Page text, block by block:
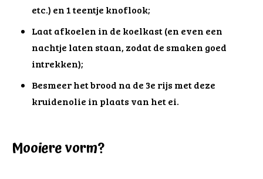
etc.) en 1 teentje knoflook;
Laat afkoelen in de koelkast (en even een
nachtje laten staan, zodat de smaken goed
intrekken);
Besmeer het brood na de 3e rijs met deze
kruidenolie in plaats van het ei.
Mooiere vorm?